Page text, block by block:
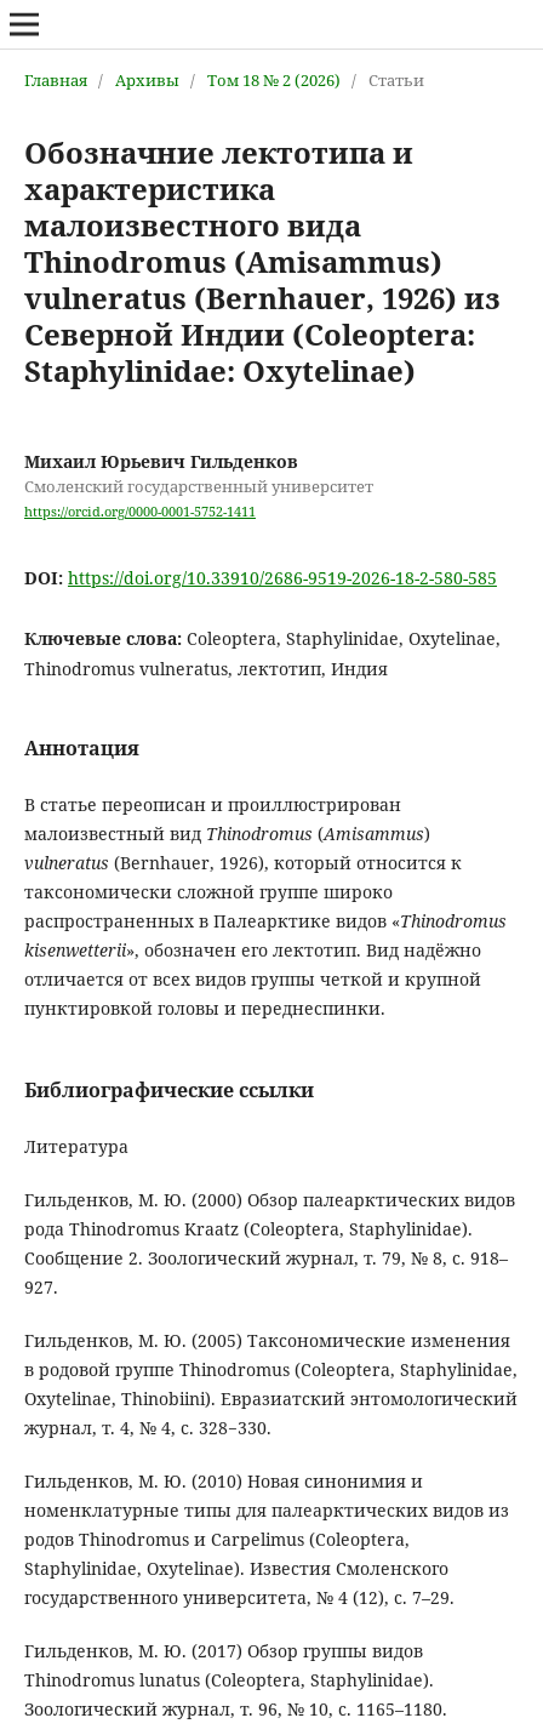
Главная / Архивы / Том 18 № 2 (2026) / Статьи
Обозначние лектотипа и
характеристика
малоизвестного вида
Thinodromus (Amisammus)
vulneratus (Bernhauer, 1926) из
Северной Индии (Coleoptera:
Staphylinidae: Oxytelinae)
Михаил Юрьевич Гильденков
Смоленский государственный университет
https://orcid.org/0000-0001-5752-1411
DOI: https://doi.org/10.33910/2686-9519-2026-18-2-580-585
Ключевые слова: Coleoptera, Staphylinidae, Oxytelinae,
Thinodromus vulneratus, лектотип, Индия
Аннотация
В статье переописан и проиллюстрирован
малоизвестный вид Thinodromus (Amisammus)
vulneratus (Bernhauer, 1926), который относится к
таксономически сложной группе широко
распространенных в Палеарктике видов «Thinodromus
kisenwetterii», обозначен его лектотип. Вид надёжно
отличается от всех видов группы четкой и крупной
пунктировкой головы и переднеспинки.
Библиографические ссылки
Литература
Гильденков, М. Ю. (2000) Обзор палеарктических видов
рода Thinodromus Kraatz (Coleoptera, Staphylinidae).
Сообщение 2. Зоологический журнал, т. 79, № 8, с. 918–
927.
Гильденков, М. Ю. (2005) Таксономические изменения
в родовой группе Thinodromus (Coleoptera, Staphylinidae,
Oxytelinae, Thinobiini). Евразиатский энтомологический
журнал, т. 4, № 4, с. 328−330.
Гильденков, М. Ю. (2010) Новая синонимия и
номенклатурные типы для палеарктических видов из
родов Thinodromus и Carpelimus (Coleoptera,
Staphylinidae, Oxytelinae). Известия Смоленского
государственного университета, № 4 (12), с. 7–29.
Гильденков, М. Ю. (2017) Обзор группы видов
Thinodromus lunatus (Сoleoptera, Staphylinidae).
Зоологический журнал, т. 96, № 10, с. 1165–1180.